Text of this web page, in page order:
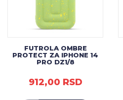
FUTROLA OMBRE
PROTECT ZA IPHONE 14
PRO DZ1/8
912,00 RSD